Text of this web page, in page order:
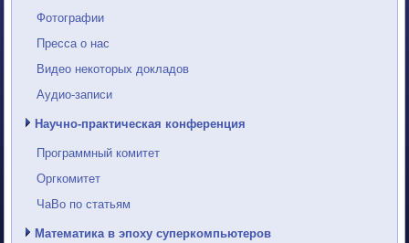
Фотографии
Пресса о нас
Видео некоторых докладов
Аудио-записи
Научно-практическая конференция
Программный комитет
Оргкомитет
ЧаВо по статьям
Математика в эпоху суперкомпьютеров